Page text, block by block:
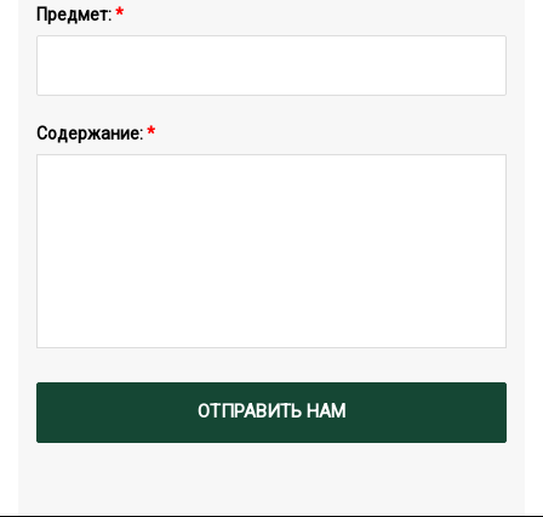
Предмет:*
Содержание:*
ОТПРАВИТЬ НАМ